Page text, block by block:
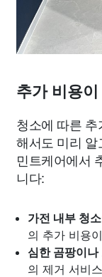
추가 비용
청소에 따른
해서도 미리
민트케어에서
니다:
가전 내부 청소
의 추가 비용
심한 곰팡이나
의 제거 서비